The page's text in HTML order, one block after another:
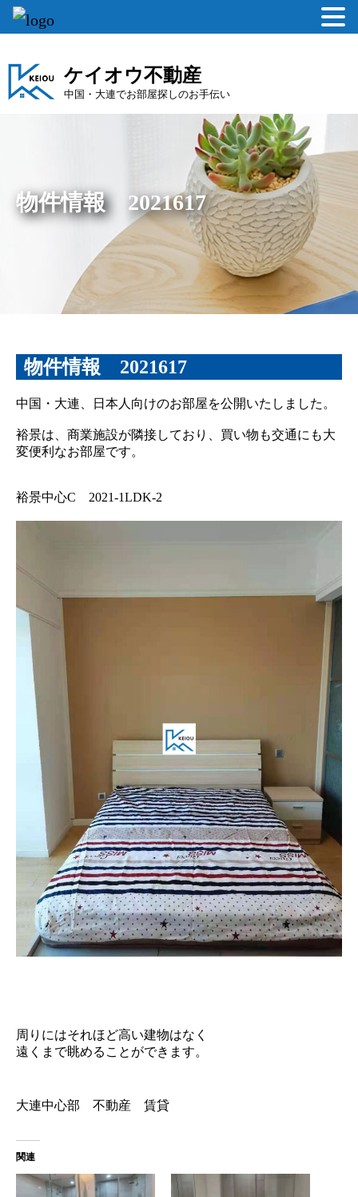
ケイオウ不動産
中国・大連でお部屋探しのお手伝い
物件情報 2021617
物件情報 2021617
中国・大連、日本人向けのお部屋を公開いたしました。
裕景は、商業施設が隣接しており、買い物も交通にも大
変便利なお部屋です。
裕景中心C 2021-1LDK-2
周りにはそれほど高い建物はなく
遠くまで眺めることができます。
大連中心部 不動産 賃貸
関連